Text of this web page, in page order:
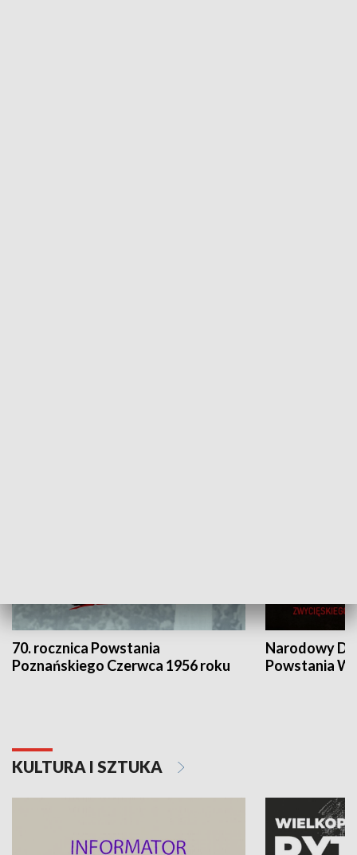
70. rocznica Powstania
Poznańskiego Czerwca 1956 roku
Narodowy
Powstania
KULTURA I SZTUKA